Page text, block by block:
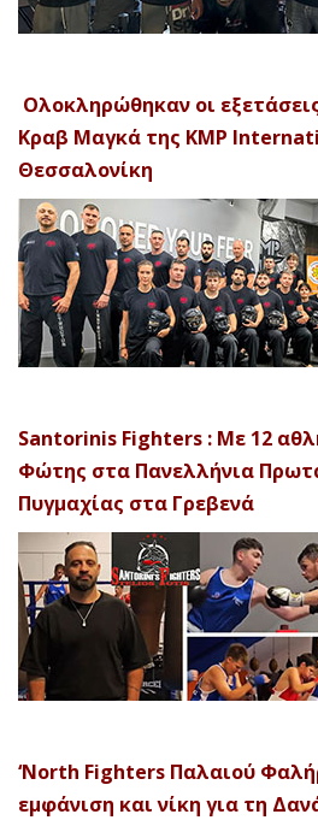
Ολοκληρώθηκαν οι
Κραβ Μαγκά της KMP
Θεσσαλονίκη
Santorinis Fighters : Με 12
Φώτης στα Πανελλήνια
Πυγμαχίας στα Γρεβενά
‘North Fighters Παλαιού
εμφάνιση και νίκη για τη